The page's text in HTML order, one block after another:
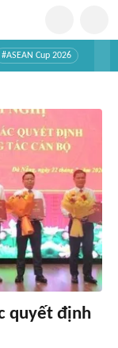
#ASEAN Cup 2026
quyết định